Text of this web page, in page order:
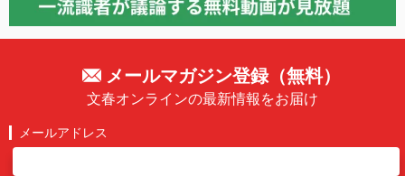
メールマガジン登録（無料）
文春オンラインの最新情報をお届け
メールアドレス